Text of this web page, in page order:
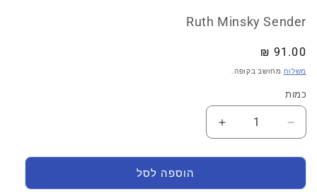
Ruth Minsky Sender
מחיר
רגיל
91.00 ₪
משלוח מחושב בקופה.
כמות
כמות
הקטנת
כמות
עבור
There&#39;s
הגדל
את
הכמות
While
הוספה לסל